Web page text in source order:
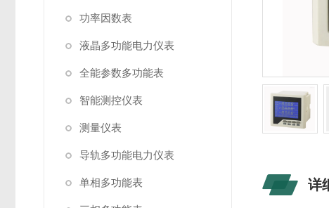
功率因数表
液晶多功能电力仪表
全能参数多功能表
智能测控仪表
测量仪表
导轨多功能电力仪表
单相多功能表 详